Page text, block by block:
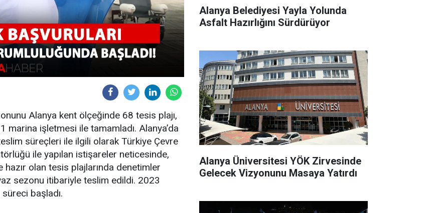
Alanya kent ölçeğinde 68 tesis plajı,
marina işletmesi ile tamamladı. Alanya’da
süreçleri ile ilgili olarak Türkiye Çevre
ile yapılan istişareler neticesinde,
olan tesis plajlarında denetimler
sezonu itibariyle teslim edildi. 2023
başladı.
Alanya Belediyesi Yayla Yolunda
Asfalt Hazırlığını Sürdürüyor
Alanya Üniversitesi YÖK Zirvesinde
Gelecek Vizyonunu Masaya Yatırdı